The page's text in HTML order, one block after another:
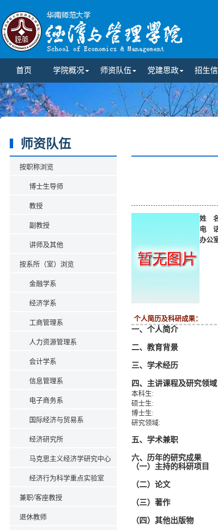
首页 学院概况 师资队伍 党建思政 招生
师资队伍
按职称浏览
博士生导师
教授
副教授
讲师及其他
按系所（室）浏览
金融学系
经济学系
工商管理系
人力资源管理系
会计学系
信息管理系
电子商务系
国际经济与贸易系
经济研究所
马克思主义经济学研究中心
经济行为科学重点实验室
兼职/客座教授
退休教师
姓
电
办公
个人简历及科研成果：
一、个人简介
二、教育背景
三、学术经历
四、主讲课程及研究领域
本科生:
硕士生:
博士生:
研究领域:
五、学术兼职
六、历年的研究成果
（一）主持的科研项目
（二）论文
（三）著作
（四）其他出版物